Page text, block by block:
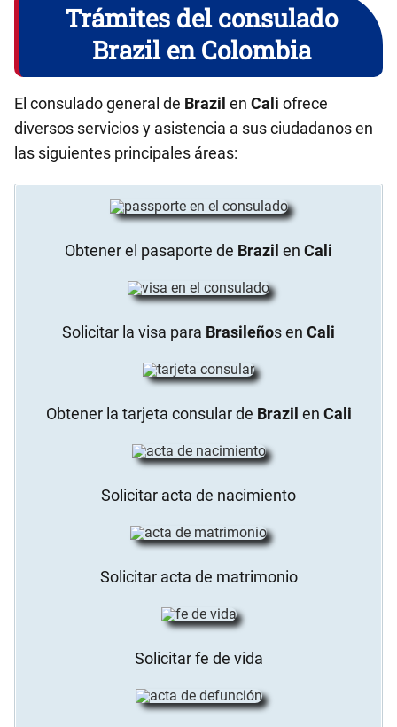
Trámites del consulado
Brazil en Colombia
El consulado general de Brazil en Cali ofrece
diversos servicios y asistencia a sus ciudadanos en
las siguientes principales áreas:
Obtener el pasaporte de Brazil en Cali
Solicitar la visa para Brasileños en Cali
Obtener la tarjeta consular de Brazil en Cali
Solicitar acta de nacimiento
Solicitar acta de matrimonio
Solicitar fe de vida